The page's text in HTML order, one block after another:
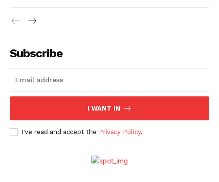
Subscribe
I WANT IN
I've read and accept the Privacy Policy.